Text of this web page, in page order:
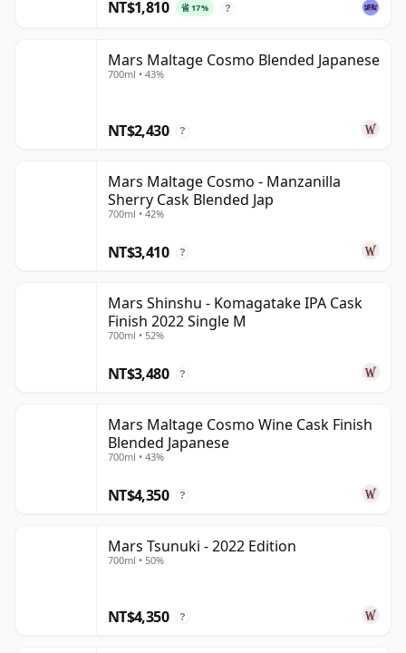
NT$1,810 省 17% ?
Mars Maltage Cosmo Blended Japanese
700ml • 43%
NT$2,430 ?
Mars Maltage Cosmo - Manzanilla
Sherry Cask Blended Jap
700ml • 42%
NT$3,410 ?
Mars Shinshu - Komagatake IPA Cask
Finish 2022 Single M
700ml • 52%
NT$3,480 ?
Mars Maltage Cosmo Wine Cask Finish
Blended Japanese
700ml • 43%
NT$4,350 ?
Mars Tsunuki - 2022 Edition
700ml • 50%
NT$4,350 ?